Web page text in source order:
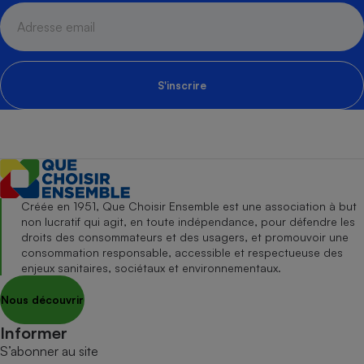
S'inscrire
Créée en 1951, Que Choisir Ensemble est une association à but
non lucratif qui agit, en toute indépendance, pour défendre les
droits des consommateurs et des usagers, et promouvoir une
consommation responsable, accessible et respectueuse des
enjeux sanitaires, sociétaux et environnementaux.
Nous découvrir
Informer
S’abonner au site